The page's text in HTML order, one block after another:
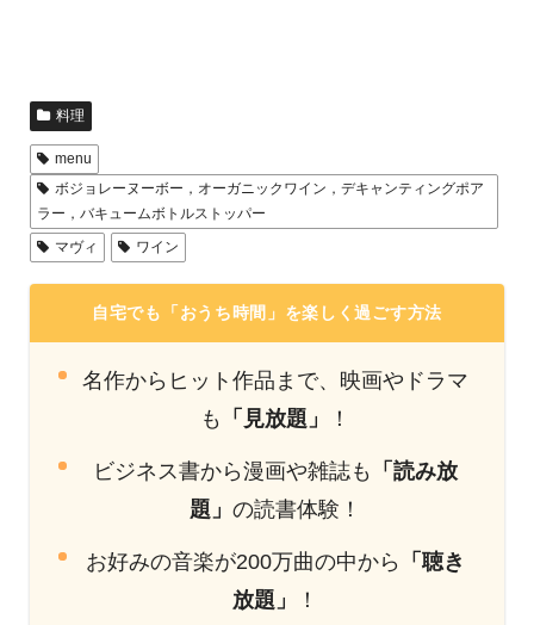
料理
menu
ボジョレーヌーボー，オーガニックワイン，デキャンティングポア
ラー，バキュームボトルストッパー
マヴィ
ワイン
自宅でも「おうち時間」を楽しく過ごす方法
名作からヒット作品まで、映画やドラマ
も
「見放題」 ！
ビジネス書から漫画や雑誌も
「読み放
題」の読書体験！
お好みの音楽が200万曲の中から
「聴き
放題」
！